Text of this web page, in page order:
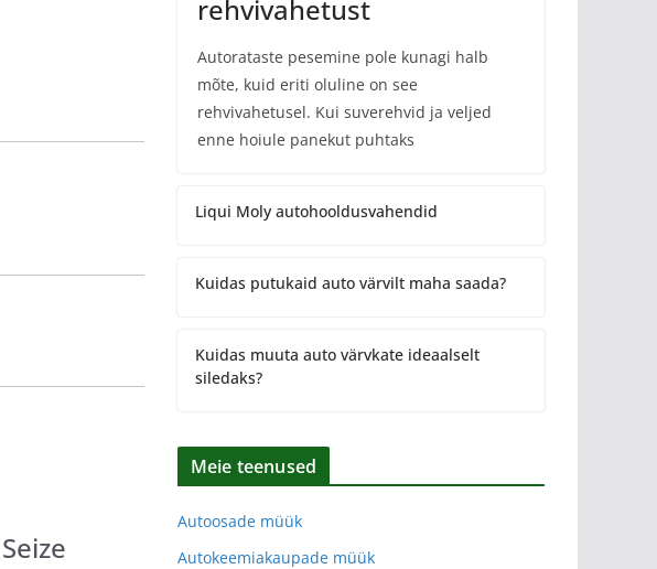
rehvivahetust
Autorataste pesemine pole kunagi halb
mõte, kuid eriti oluline on see
rehvivahetusel. Kui suverehvid ja veljed
enne hoiule panekut puhtaks
Liqui Moly autohooldusvahendid
Kuidas putukaid auto värvilt maha saada?
Kuidas muuta auto värvkate ideaalselt
siledaks?
Meie teenused
Autoosade müük
Autokeemiakaupade müük